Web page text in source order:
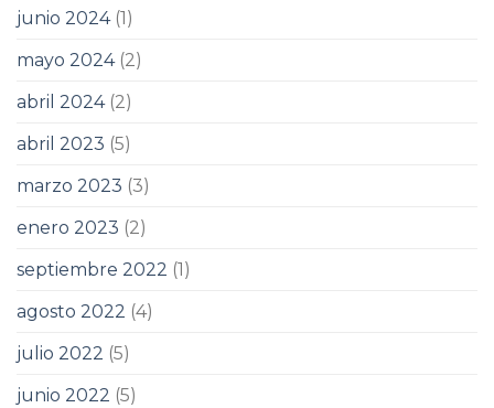
junio 2024(1)
mayo 2024(2)
abril 2024(2)
abril 2023 (5)
marzo 2023 (3)
enero 2023 (2)
septiembre 2022 (1)
agosto 2022 (4)
julio 2022 (5)
junio 2022 (5)